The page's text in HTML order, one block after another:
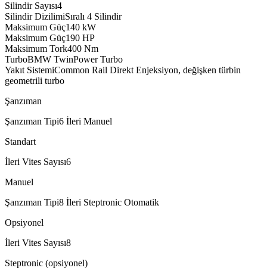
Silindir Sayısı4
Silindir DizilimiSıralı 4 Silindir
Maksimum Güç140 kW
Maksimum Güç190 HP
Maksimum Tork400 Nm
TurboBMW TwinPower Turbo
Yakıt SistemiCommon Rail Direkt Enjeksiyon, değişken türbin
geometrili turbo
Şanzıman
Şanzıman Tipi6 İleri Manuel
Standart
İleri Vites Sayısı6
Manuel
Şanzıman Tipi8 İleri Steptronic Otomatik
Opsiyonel
İleri Vites Sayısı8
Steptronic (opsiyonel)